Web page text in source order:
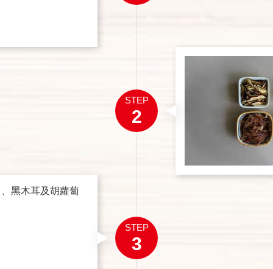
STEP
2
STEP
3
黑木耳及胡蘿蔔